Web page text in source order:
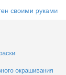
окрашивания